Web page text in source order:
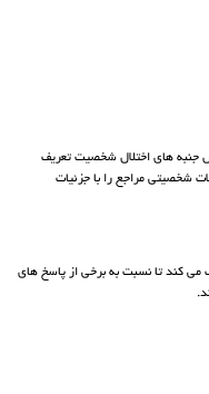
بر اساس جنبه های اختلال شخصیت تعریف
شخصیتی مراجع را با جزئیات
می کند تا نسبت به برخی از پاسخ های